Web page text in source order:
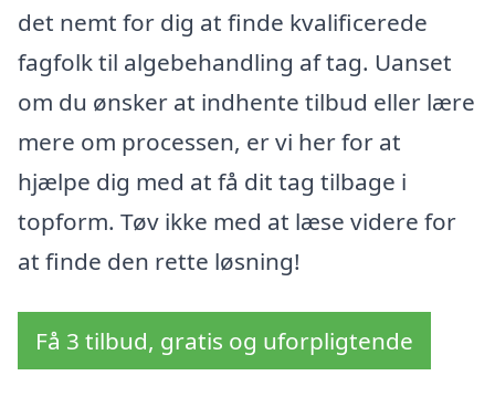
det nemt for dig at finde kvalificerede
fagfolk til algebehandling af tag. Uanset
om du ønsker at indhente tilbud eller lære
mere om processen, er vi her for at
hjælpe dig med at få dit tag tilbage i
topform. Tøv ikke med at læse videre for
at finde den rette løsning!
Få 3 tilbud, gratis og uforpligtende